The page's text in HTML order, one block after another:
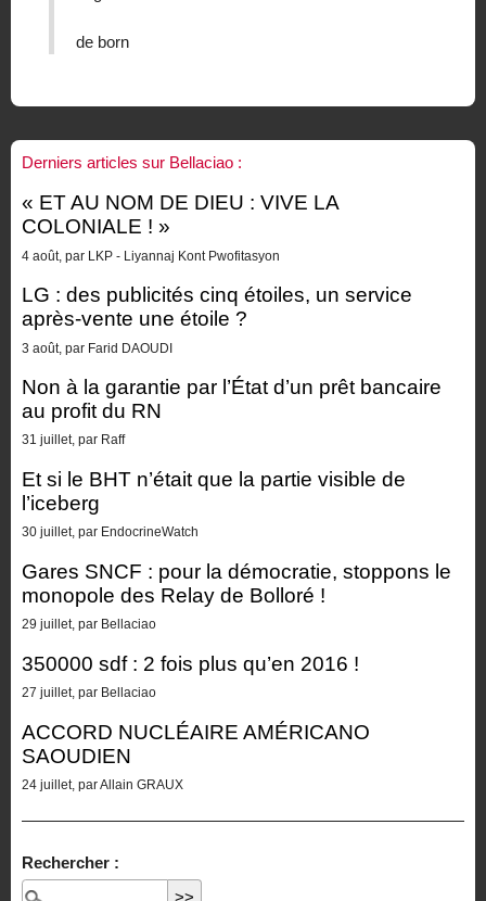
de born
Derniers articles sur Bellaciao :
« ET AU NOM DE DIEU : VIVE LA
COLONIALE ! »
4 août, par LKP - Liyannaj Kont Pwofitasyon
LG : des publicités cinq étoiles, un service
après-vente une étoile ?
3 août, par Farid DAOUDI
Non à la garantie par l’État d’un prêt bancaire
au profit du RN
31 juillet, par Raff
Et si le BHT n’était que la partie visible de
l’iceberg
30 juillet, par EndocrineWatch
Gares SNCF : pour la démocratie, stoppons le
monopole des Relay de Bolloré !
29 juillet, par Bellaciao
350000 sdf : 2 fois plus qu’en 2016 !
27 juillet, par Bellaciao
ACCORD NUCLÉAIRE AMÉRICANO
SAOUDIEN
24 juillet, par Allain GRAUX
Rechercher :